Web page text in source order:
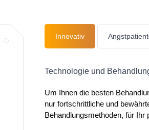
Arzt
Nach einem Wechsel von
bin ich nun endlich bei einem
uneingeschränkten Vertrauen
Innovativ
Technologie und
Um Ihnen die besten
nur fortschrittliche und
Behandlungsmethoden, für Ihr